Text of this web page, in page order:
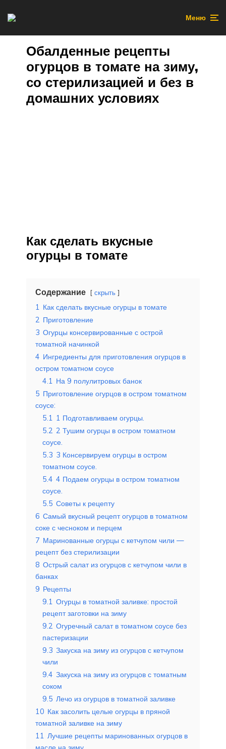
Меню
Обалденные рецепты
огурцов в томате на зиму,
со стерилизацией и без в
домашних условиях
Как сделать вкусные
огурцы в томате
Содержание скрыть
1 Как сделать вкусные огурцы в томате
2 Приготовление
3 Огурцы консервированные с острой
томатной начинкой
4 Ингредиенты для приготовления огурцов в
остром томатном соусе
4.1 На 9 полулитровых банок
5 Приготовление огурцов в остром томатном
соусе:
5.1 1 Подготавливаем огурцы.
5.2 2 Тушим огурцы в остром томатном
соусе.
5.3 3 Консервируем огурцы в остром
томатном соусе.
5.4 4 Подаем огурцы в остром томатном
соусе.
5.5 Советы к рецепту
6 Самый вкусный рецепт огурцов в томатном
соке с чесноком и перцем
7 Маринованные огурцы с кетчупом чили —
рецепт без стерилизации
8 Острый салат из огурцов с кетчупом чили в
банках
9 Рецепты
9.1 Огурцы в томатной заливке: простой
рецепт заготовки на зиму
9.2 Огуречный салат в томатном соусе без
пастеризации
9.3 Закуска на зиму из огурцов с кетчупом
чили
9.4 Закуска на зиму из огурцов с томатным
соком
9.5 Лечо из огурцов в томатной заливке
10 Как засолить целые огурцы в пряной
томатной заливке на зиму
11 Лучшие рецепты маринованных огурцов в